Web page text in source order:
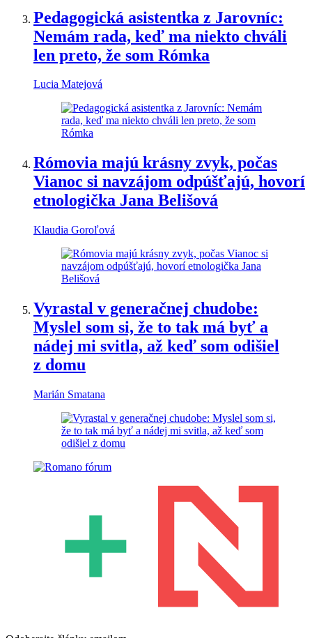
Pedagogická asistentka z Jarovníc:
Nemám rada, keď ma niekto chváli
len preto, že som Rómka
Lucia Matejová
Rómovia majú krásny zvyk, počas
Vianoc si navzájom odpúšťajú, hovorí
etnologička Jana Belišová
Klaudia Goroľová
Vyrastal v generačnej chudobe:
Myslel som si, že to tak má byť a
nádej mi svitla, až keď som odišiel
z domu
Marián Smatana